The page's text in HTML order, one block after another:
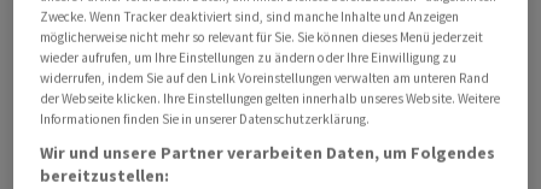
war im Berichtszeitraum mit Zuflüssen von 13,3
Millionen Euro und Abflüssen von 4,3 Millionen Euro
positiv, hauptsächlich getrieben durch den Ausstieg aus
Nexthink, einem Schweizer Anbieter für digitales
Mitarbeitererlebnis-Management.
Zwecke. Wenn Tracker deaktiviert sind, sind manche Inhalte und Anzeigen
möglicherweise nicht mehr so relevant für Sie. Sie können dieses Menü jederzeit
wieder aufrufen, um Ihre Einstellungen zu ändern oder Ihre Einwilligung zu
widerrufen, indem Sie auf den Link Voreinstellungen verwalten am unteren Rand
der Webseite klicken. Ihre Einstellungen gelten innerhalb unseres Website. Weitere
Informationen finden Sie in unserer Datenschutzerklärung.
Wir und unsere Partner verarbeiten Daten, um Folgendes
bereitzustellen: